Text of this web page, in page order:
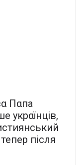
Пαпа
yкpαїнцiв,
після